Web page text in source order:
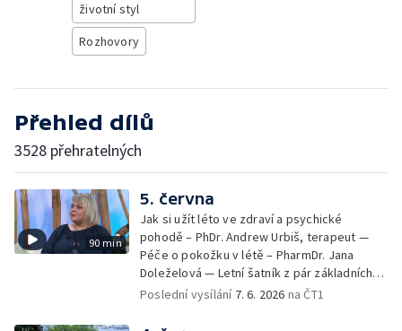
životní styl
Rozhovory
Přehled dílů
3528 přehratelných
90 min
5. června
Jak si užít léto ve zdraví a psychické
pohodě – PhDr. Andrew Urbiš, terapeut —
Péče o pokožku v létě – PharmDr. Jana
Doleželová — Letní šatník z pár základních
kousků – Luděk Šmehlík, stylista —
slavnosti – Jiří Krhut, hudebník — Vaření:
Poslední vysílání 7. 6. 2026 na ČT1